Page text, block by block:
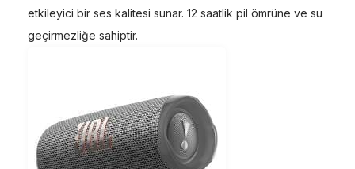
etkileyici bir ses kalitesi sunar. 12 saatlik pil ömrüne ve su
geçirmezliğe sahiptir.